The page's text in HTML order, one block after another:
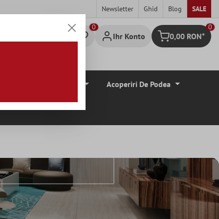
Newsletter Ghid Blog SALE
Ihr Konto Warenkorb
0
0,00 RON*
Acoperiri De Podea